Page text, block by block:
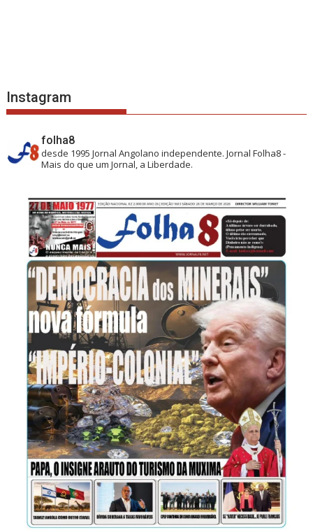
Instagram
folha8
desde 1995 Jornal Angolano independente.Jornal Folha8 -
Mais do que um Jornal, a Liberdade.